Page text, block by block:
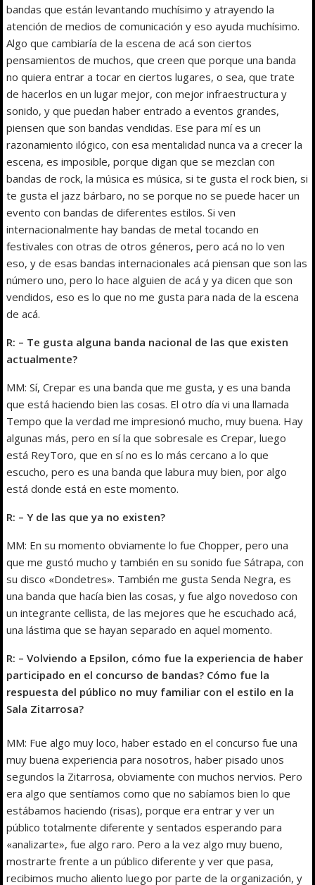
bandas que están levantando muchísimo y atrayendo la
atención de medios de comunicación y eso ayuda muchísimo.
Algo que cambiaría de la escena de acá son ciertos
pensamientos de muchos, que creen que porque una banda
no quiera entrar a tocar en ciertos lugares, o sea, que trate
de hacerlos en un lugar mejor, con mejor infraestructura y
sonido, y que puedan haber entrado a eventos grandes,
piensen que son bandas vendidas. Ese para mí es un
razonamiento ilógico, con esa mentalidad nunca va a crecer la
escena, es imposible, porque digan que se mezclan con
bandas de rock, la música es música, si te gusta el rock bien, si
te gusta el jazz bárbaro, no se porque no se puede hacer un
evento con bandas de diferentes estilos. Si ven
internacionalmente hay bandas de metal tocando en
festivales con otras de otros géneros, pero acá no lo ven
eso, y de esas bandas internacionales acá piensan que son las
número uno, pero lo hace alguien de acá y ya dicen que son
vendidos, eso es lo que no me gusta para nada de la escena
de acá.
R: – Te gusta alguna banda nacional de las que existen
actualmente?
MM: Sí, Crepar es una banda que me gusta, y es una banda
que está haciendo bien las cosas. El otro día vi una llamada
Tempo que la verdad me impresionó mucho, muy buena. Hay
algunas más, pero en sí la que sobresale es Crepar, luego
está ReyToro, que en sí no es lo más cercano a lo que
escucho, pero es una banda que labura muy bien, por algo
está donde está en este momento.
R: – Y de las que ya no existen?
MM: En su momento obviamente lo fue Chopper, pero una
que me gustó mucho y también en su sonido fue Sátrapa, con
su disco «Dondetres». También me gusta Senda Negra, es
una banda que hacía bien las cosas, y fue algo novedoso con
un integrante cellista, de las mejores que he escuchado acá,
una lástima que se hayan separado en aquel momento.
R: – Volviendo a Epsilon, cómo fue la experiencia de haber
participado en el concurso de bandas? Cómo fue la
respuesta del público no muy familiar con el estilo en la
Sala Zitarrosa?
MM: Fue algo muy loco, haber estado en el concurso fue una
muy buena experiencia para nosotros, haber pisado unos
segundos la Zitarrosa, obviamente con muchos nervios. Pero
era algo que sentíamos como que no sabíamos bien lo que
estábamos haciendo (risas), porque era entrar y ver un
público totalmente diferente y sentados esperando para
«analizarte», fue algo raro. Pero a la vez algo muy bueno,
mostrarte frente a un público diferente y ver que pasa,
recibimos mucho aliento luego por parte de la organización, y